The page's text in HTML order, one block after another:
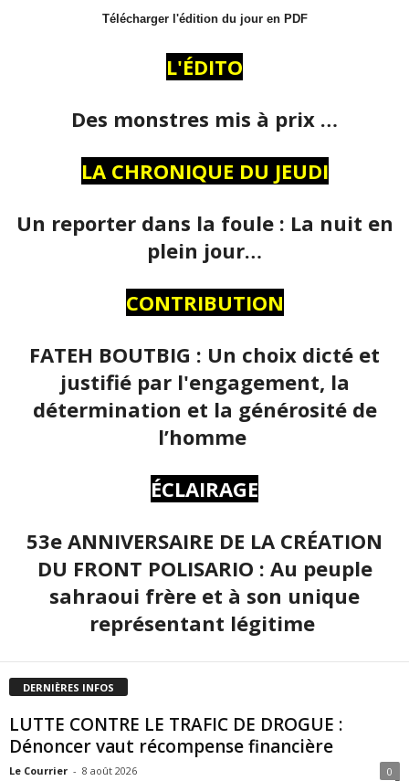
Télécharger l'édition du jour en PDF
L'ÉDITO
Des monstres mis à prix …
LA CHRONIQUE DU JEUDI
Un reporter dans la foule : La nuit en
plein jour…
CONTRIBUTION
FATEH BOUTBIG : Un choix dicté et
justifié par l'engagement, la
détermination et la générosité de
l’homme
ÉCLAIRAGE
53e ANNIVERSAIRE DE LA CRÉATION
DU FRONT POLISARIO : Au peuple
sahraoui frère et à son unique
représentant légitime
DERNIÈRES INFOS
LUTTE CONTRE LE TRAFIC DE DROGUE :
Dénoncer vaut récompense financière
Le Courrier - 8 août 2026 0